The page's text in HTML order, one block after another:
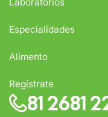
Especialidades
Alimento
Regístrate
81 2681